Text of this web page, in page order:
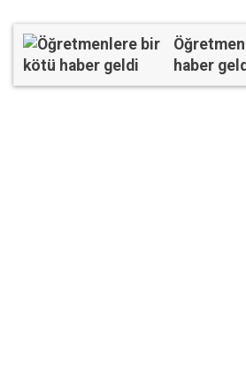
haber